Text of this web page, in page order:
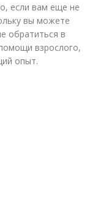
если вам еще не
вы можете
обратиться в
взрослого,
опыт.